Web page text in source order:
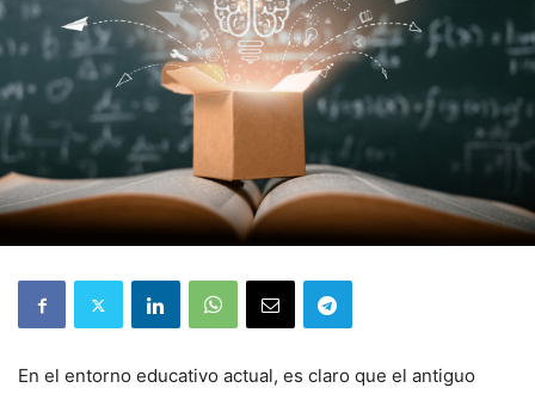
En el entorno educativo actual, es claro que el antiguo